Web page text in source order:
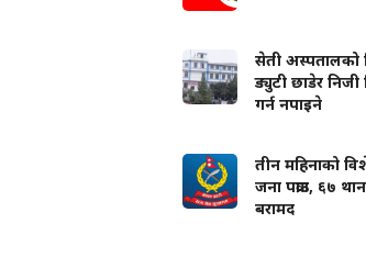
सेती अस्पतालको
ड्युटी छाडेर
गर्न नपाइने
तीन महिनाको
जना पक्राउ, ६७
बरामद